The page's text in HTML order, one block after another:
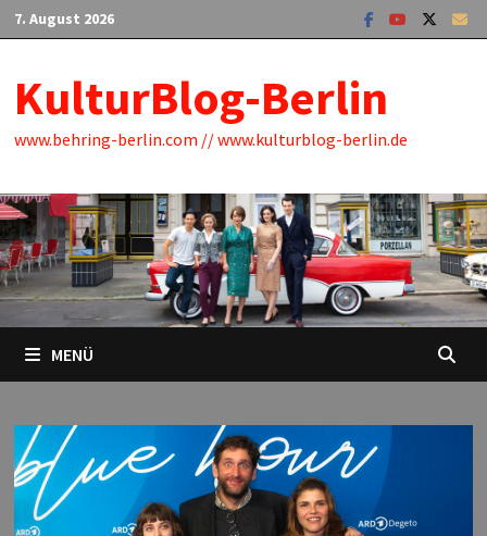
Zum
Inhalt
7. August 2026
KulturBlog-Berlin
www.behring-berlin.com // www.kulturblog-berlin.de
MENÜ